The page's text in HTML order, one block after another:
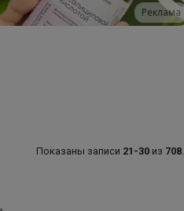
Реклама
Показаны записи 21-30 из 708.